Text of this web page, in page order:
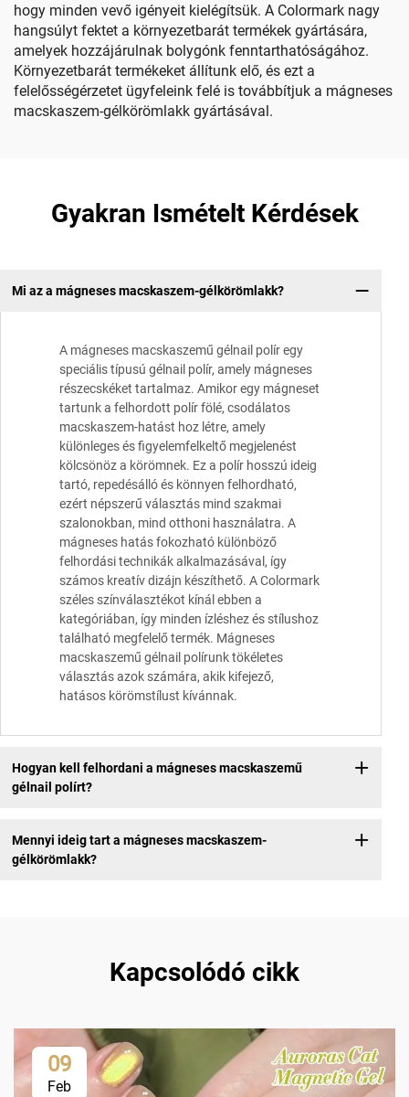
hogy minden vevő igényeit kielégítsük. A Colormark nagy
hangsúlyt fektet a környezetbarát termékek gyártására,
amelyek hozzájárulnak bolygónk fenntarthatóságához.
Környezetbarát termékeket állítunk elő, és ezt a
felelősségérzetet ügyfeleink felé is továbbítjuk a mágneses
macskaszem-gélkörömlakk gyártásával.
Gyakran Ismételt Kérdések
Mi az a mágneses macskaszem-gélkörömlakk?
A mágneses macskaszemű gélnail polír egy
speciális típusú gélnail polír, amely mágneses
részecskéket tartalmaz. Amikor egy mágneset
tartunk a felhordott polír fölé, csodálatos
macskaszem-hatást hoz létre, amely
különleges és figyelemfelkeltő megjelenést
kölcsönöz a körömnek. Ez a polír hosszú ideig
tartó, repedésálló és könnyen felhordható,
ezért népszerű választás mind szakmai
szalonokban, mind otthoni használatra. A
mágneses hatás fokozható különböző
felhordási technikák alkalmazásával, így
számos kreatív dizájn készíthető. A Colormark
széles színválasztékot kínál ebben a
kategóriában, így minden ízléshez és stílushoz
található megfelelő termék. Mágneses
macskaszemű gélnail polírunk tökéletes
választás azok számára, akik kifejező,
hatásos körömstílust kívánnak.
Hogyan kell felhordani a mágneses macskaszemű
gélnail polírt?
Mennyi ideig tart a mágneses macskaszem-
gélkörömlakk?
Kapcsolódó cikk
09
Feb